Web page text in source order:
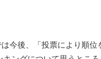
今後、「投票により順位